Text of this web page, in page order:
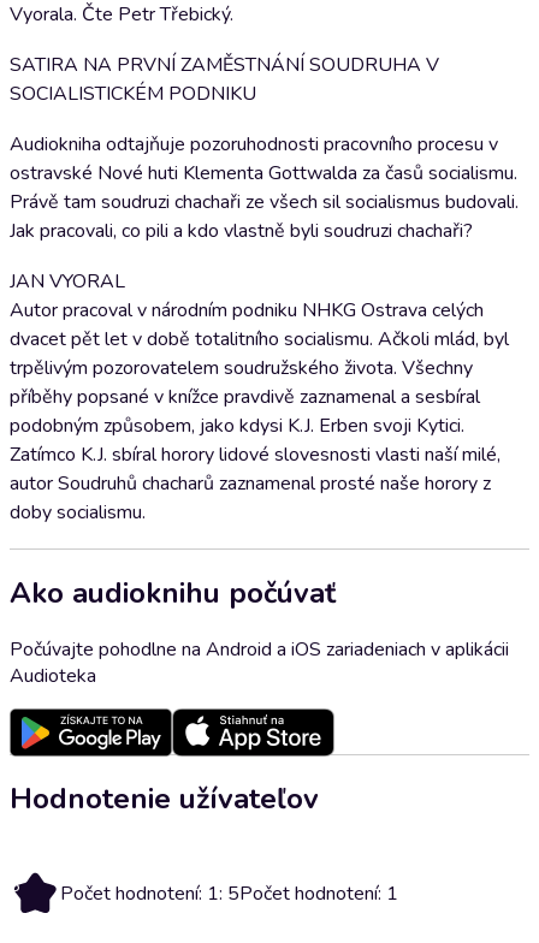
Vyorala. Čte Petr Třebický.
SATIRA NA PRVNÍ ZAMĚSTNÁNÍ SOUDRUHA V
SOCIALISTICKÉM PODNIKU
Audiokniha odtajňuje pozoruhodnosti pracovního procesu v
ostravské Nové huti Klementa Gottwalda za časů socialismu.
Právě tam soudruzi chachaři ze všech sil socialismus budovali.
Jak pracovali, co pili a kdo vlastně byli soudruzi chachaři?
JAN VYORAL
Autor pracoval v národním podniku NHKG Ostrava celých
dvacet pět let v době totalitního socialismu. Ačkoli mlád, byl
trpělivým pozorovatelem soudružského života. Všechny
příběhy popsané v knížce pravdivě zaznamenal a sesbíral
podobným způsobem, jako kdysi K.J. Erben svoji Kytici.
Zatímco K.J. sbíral horory lidové slovesnosti vlasti naší milé,
autor Soudruhů chacharů zaznamenal prosté naše horory z
doby socialismu.
Ako audioknihu počúvať
Počúvajte pohodlne na Android a iOS zariadeniach v aplikácii
Audioteka
Hodnotenie užívateľov
5 Počet hodnotení: 1: 5Počet hodnotení: 1